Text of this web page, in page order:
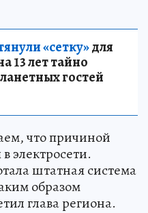
«сетку»для
13 лет тайно
гостей
что причиной
электросети.
штатная система
образом
глава региона.